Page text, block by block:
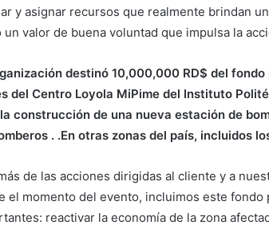
r
ó
i
c
o
y asignar recursos que realmente brindan
un valor de buena voluntad que impulsa la
destinó 10,000,000 RD$ del
del Centro Loyola MiPime del Instituto
construcción de una nueva estación de
. .En otras zonas del país, incluidos
de las acciones dirigidas al cliente y a
el momento del evento, incluimos este
reactivar la economía de la zona